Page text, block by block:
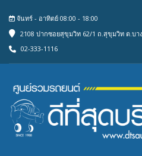
จันทร์ - อาทิตย์ 08:00 - 18:00
2108 ปากซอยสุขุมวิท 62/1 ถ.สุขุมวิท ต.บา
02-333-1116